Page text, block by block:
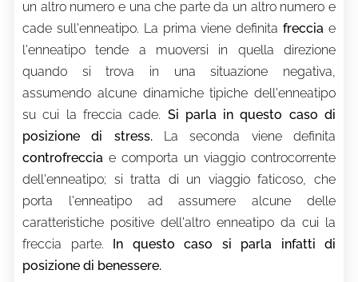
un altro numero e una che parte da un altro numero e
cade sull'enneatipo. La prima viene definitafreccia e
l'enneatipo tende a muoversi in quella direzione
quando si trova in una situazione negativa,
assumendo alcune dinamiche tipiche dell'enneatipo
su cui la freccia cade. Si parla in questo caso di
posizione di stress.La seconda viene definita
controfreccia e comporta un viaggio controcorrente
dell'enneatipo; si tratta di un viaggio faticoso, che
porta l'enneatipo ad assumere alcune delle
caratteristiche positive dell'altro enneatipo da cui la
freccia parte. In questo caso si parla infatti di
posizione di benessere.